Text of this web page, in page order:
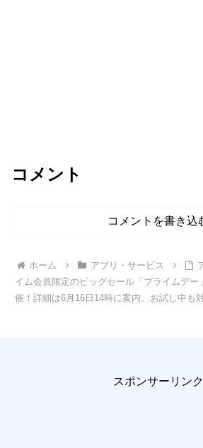
コメント
コメントを書き込
ホーム アプリ・サービス
イム会員限定のビッグセール「プライムデー
催！詳細は6月16日14時に案内。お試し中も
スポンサーリンク